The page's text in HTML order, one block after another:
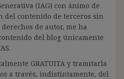
(IAG) con ánimo de
del contenido de terceros sin
de autor, me ha
del blog únicamente
GRATUITA y tramitarla
a través, indistintamente, del